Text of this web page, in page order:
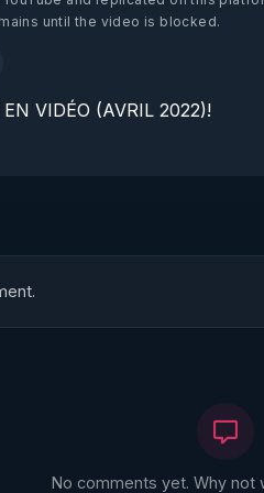
until the video is blocked.
VIDÉO (AVRIL 2022)!
No comments yet. Why not